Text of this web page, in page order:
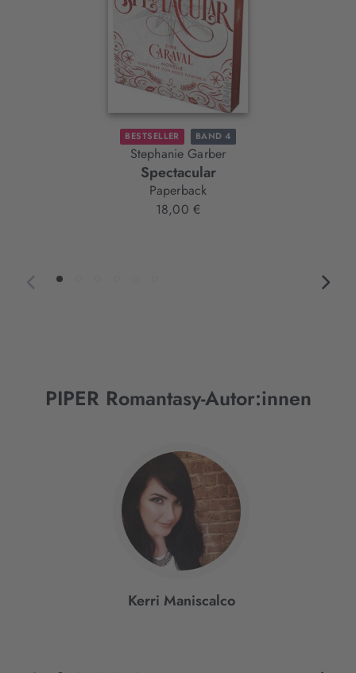
BESTSELLER BAND 4
Stephanie Garber
Spectacular
Paperback
18,00 €
PIPER Romantasy-Autor:innen
Kerri Maniscalco